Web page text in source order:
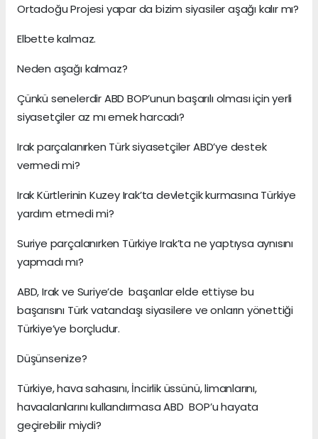
Ortadoğu Projesi yapar da bizim siyasiler aşağı kalır mı?
Elbette kalmaz.
Neden aşağı kalmaz?
Çünkü senelerdir ABD BOP’unun başarılı olması için yerli
siyasetçiler az mı emek harcadı?
Irak parçalanırken Türk siyasetçiler ABD’ye destek
vermedi mi?
Irak Kürtlerinin Kuzey Irak’ta devletçik kurmasına Türkiye
yardım etmedi mi?
Suriye parçalanırken Türkiye Irak’ta ne yaptıysa aynısını
yapmadı mı?
ABD, Irak ve Suriye’de başarılar elde ettiyse bu
başarısını Türk vatandaşı siyasilere ve onların yönettiği
Türkiye’ye borçludur.
Düşünsenize?
Türkiye, hava sahasını, İncirlik üssünü, limanlarını,
havaalanlarını kullandırmasa ABD BOP’u hayata
geçirebilir miydi?